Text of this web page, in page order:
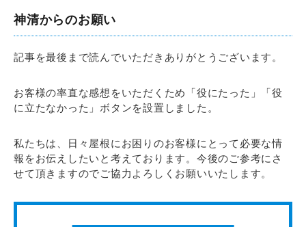
神清からのお願い
記事を最後まで読んでいただきありがとうございます。
お客様の率直な感想をいただくため「役にたった」「役
に立たなかった」ボタンを設置しました。
私たちは、日々屋根にお困りのお客様にとって必要な情
報をお伝えしたいと考えております。今後のご参考にさ
せて頂きますのでご協力よろしくお願いいたします。